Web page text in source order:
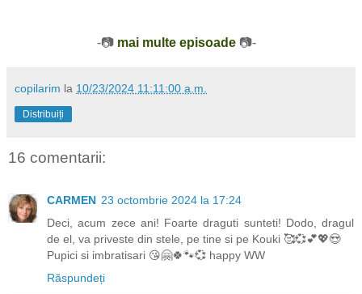
-📷 mai multe episoade📷-
copilarim la 10/23/2024 11:11:00 a.m.
Distribuiți
16 comentarii:
CARMEN 23 octombrie 2024 la 17:24
Deci, acum zece ani! Foarte draguti sunteti! Dodo, dragul
de el, va priveste din stele, pe tine si pe Kouki 🥰💞💕💖😍
Pupici si imbratisari 😘🤗🍀🐾💞 happy WW
Răspundeți